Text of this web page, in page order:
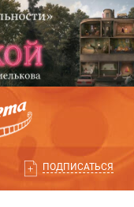
ПОДПИСАТЬСЯ